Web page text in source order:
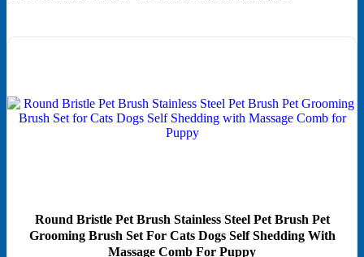
Round Bristle Pet Brush Stainless Steel Pet Brush Pet
Grooming Brush Set For Cats Dogs Self Shedding With
Massage Comb For Puppy